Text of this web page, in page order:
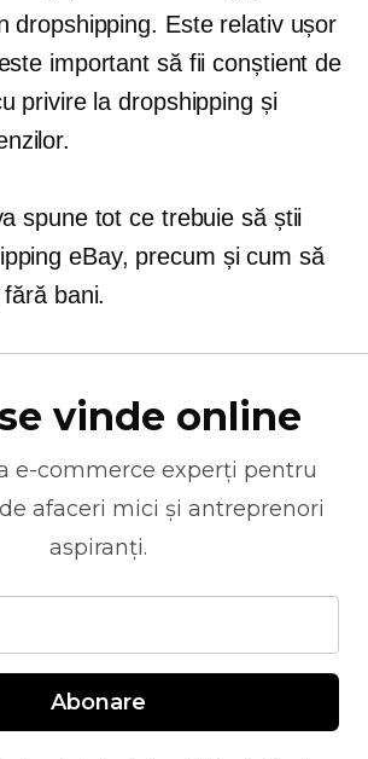
dropshipping. Este relativ ușor
important să fii conștient de
privire la dropshipping și
spune tot ce trebuie să știi
eBay, precum și cum să
bani.
vinde online
e-commerce experți pentru
afaceri mici și antreprenori
aspiranți.
Abonare